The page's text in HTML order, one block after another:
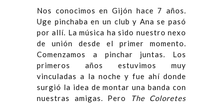
Nos conocimos en Gijón hace 7 años.
Uge pinchaba en un club y Ana se pasó
por allí. La música ha sido nuestro nexo
de unión desde el primer momento.
Comenzamos a pinchar juntas. Los
primeros años estuvimos muy
vinculadas a la noche y fue ahí donde
surgió la idea de montar una banda con
nuestras amigas. Pero
The Coloretes